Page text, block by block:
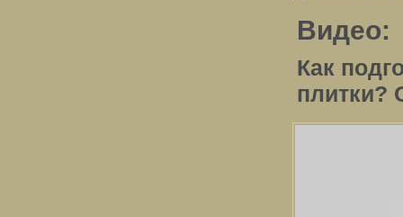
Видео:
Как
плитки?